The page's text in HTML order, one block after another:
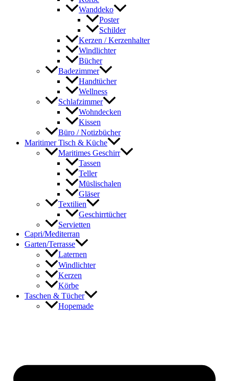
Wanddeko
Poster
Schilder
Kerzen / Kerzenhalter
Windlichter
Bücher
Badezimmer
Handtücher
Wellness
Schlafzimmer
Wohndecken
Kissen
Büro / Notizbücher
Maritimer Tisch & Küche
Maritimes Geschirr
Tassen
Teller
Müslischalen
Gläser
Textilien
Geschirrtücher
Servietten
Capri/Mediterran
Garten/Terrasse
Laternen
Windlichter
Kerzen
Körbe
Taschen & Tücher
Hopemade